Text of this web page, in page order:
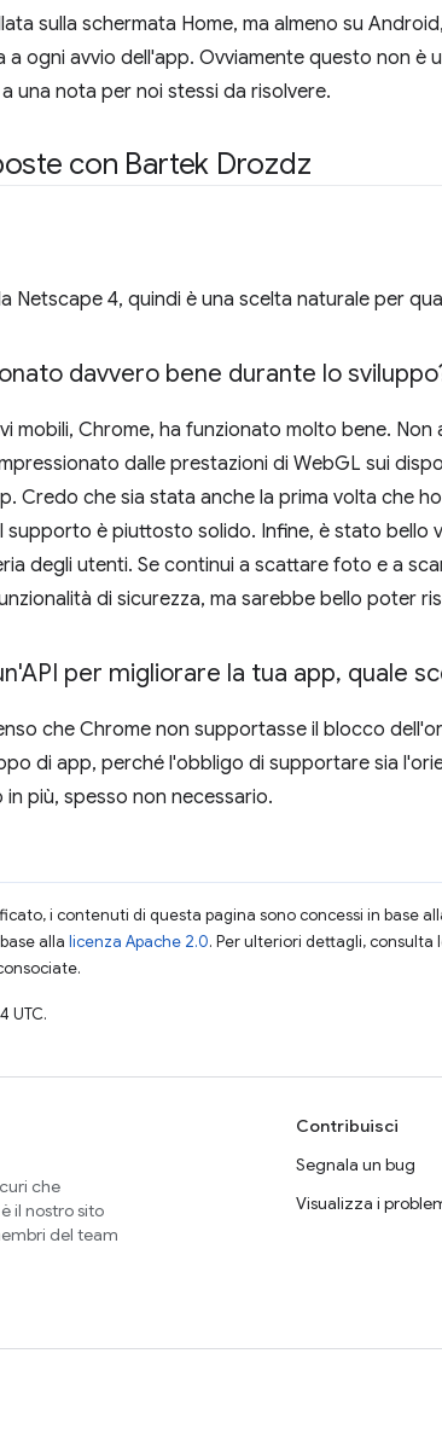
sulla schermata Home, ma almeno su
a ogni avvio dell'app. Ovviamente questo non è
una nota per noi stessi da risolvere.
con Bartek Drozdz
Netscape 4, quindi è una scelta naturale per
davvero bene durante lo
mobili, Chrome, ha funzionato molto bene.
dalle prestazioni di WebGL sui
Credo che sia stata anche la prima volta che
supporto è piuttosto solido. Infine, è stato bello
degli utenti. Se continui a scattare foto e a
di sicurezza, ma sarebbe bello poter
per migliorare la tua app, quale
che Chrome non supportasse il blocco
di app, perché l'obbligo di supportare sia
più, spesso non necessario.
i contenuti di questa pagina sono concessi in base
alla licenza Apache 2.0. Per ulteriori dettagli, consulta
UTC.
che
il nostro sito
del team
Contribuisci
Segnala un bug
Visualizza i